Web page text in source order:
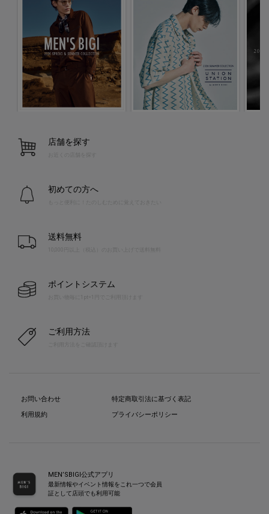
店舗を探す
お近くの店舗を探す
初めての方へ
送料無料
10,000円以上（税込）のお買い上げで送料無料
ポイントシステム
お買い物毎に1pt=1円でご利用頂けます
ご利用方法
お問い合わせ
利用規約
特定商取引法に基づく表記
プライバシーポリシー
MEN’SBIGI公式アプリ
最新情報やイベント情報をこれ一つで会員
証として店頭でも利用可能